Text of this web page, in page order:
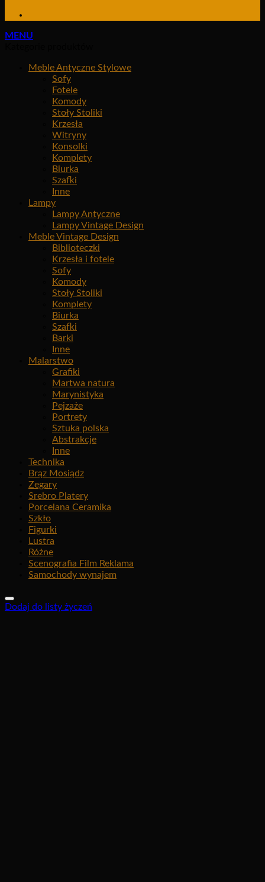
MENU
Meble Antyczne Stylowe
Sofy
Fotele
Komody
Stoły Stoliki
Krzesła
Witryny
Konsolki
Komplety
Biurka
Szafki
Inne
Lampy
Lampy Antyczne
Lampy Vintage Design
Meble Vintage Design
Biblioteczki
Krzesła i fotele
Sofy
Komody
Stoły Stoliki
Komplety
Biurka
Szafki
Barki
Inne
Malarstwo
Grafiki
Martwa natura
Marynistyka
Pejzaże
Portrety
Sztuka polska
Abstrakcje
Inne
Technika
Brąz Mosiądz
Zegary
Srebro Platery
Porcelana Ceramika
Szkło
Figurki
Lustra
Różne
Scenografia Film Reklama
Samochody wynajem
Dodaj do listy życzeń